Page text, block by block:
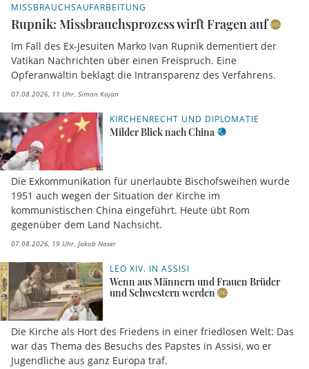
MISSBRAUCHSAUFARBEITUNG
Rupnik: Missbrauchsprozess wirft Fragen auf
Im Fall des Ex-Jesuiten Marko Ivan Rupnik dementiert der
Vatikan Nachrichten über einen Freispruch. Eine
Opferanwältin beklagt die Intransparenz des Verfahrens.
07.08.2026, 11 Uhr Simon Kajan
KIRCHENRECHT UND DIPLOMATIE
Milder Blick nach China
Die Exkommunikation für unerlaubte Bischofsweihen wurde
1951 auch wegen der Situation der Kirche im
kommunistischen China eingeführt. Heute übt Rom
gegenüber dem Land Nachsicht.
07.08.2026, 19 Uhr Jakob Naser
LEO XIV. IN ASSISI
Wenn aus Männern und Frauen Brüder
und Schwestern werden
Die Kirche als Hort des Friedens in einer friedlosen Welt: Das
war das Thema des Besuchs des Papstes in Assisi, wo er
Jugendliche aus ganz Europa traf.